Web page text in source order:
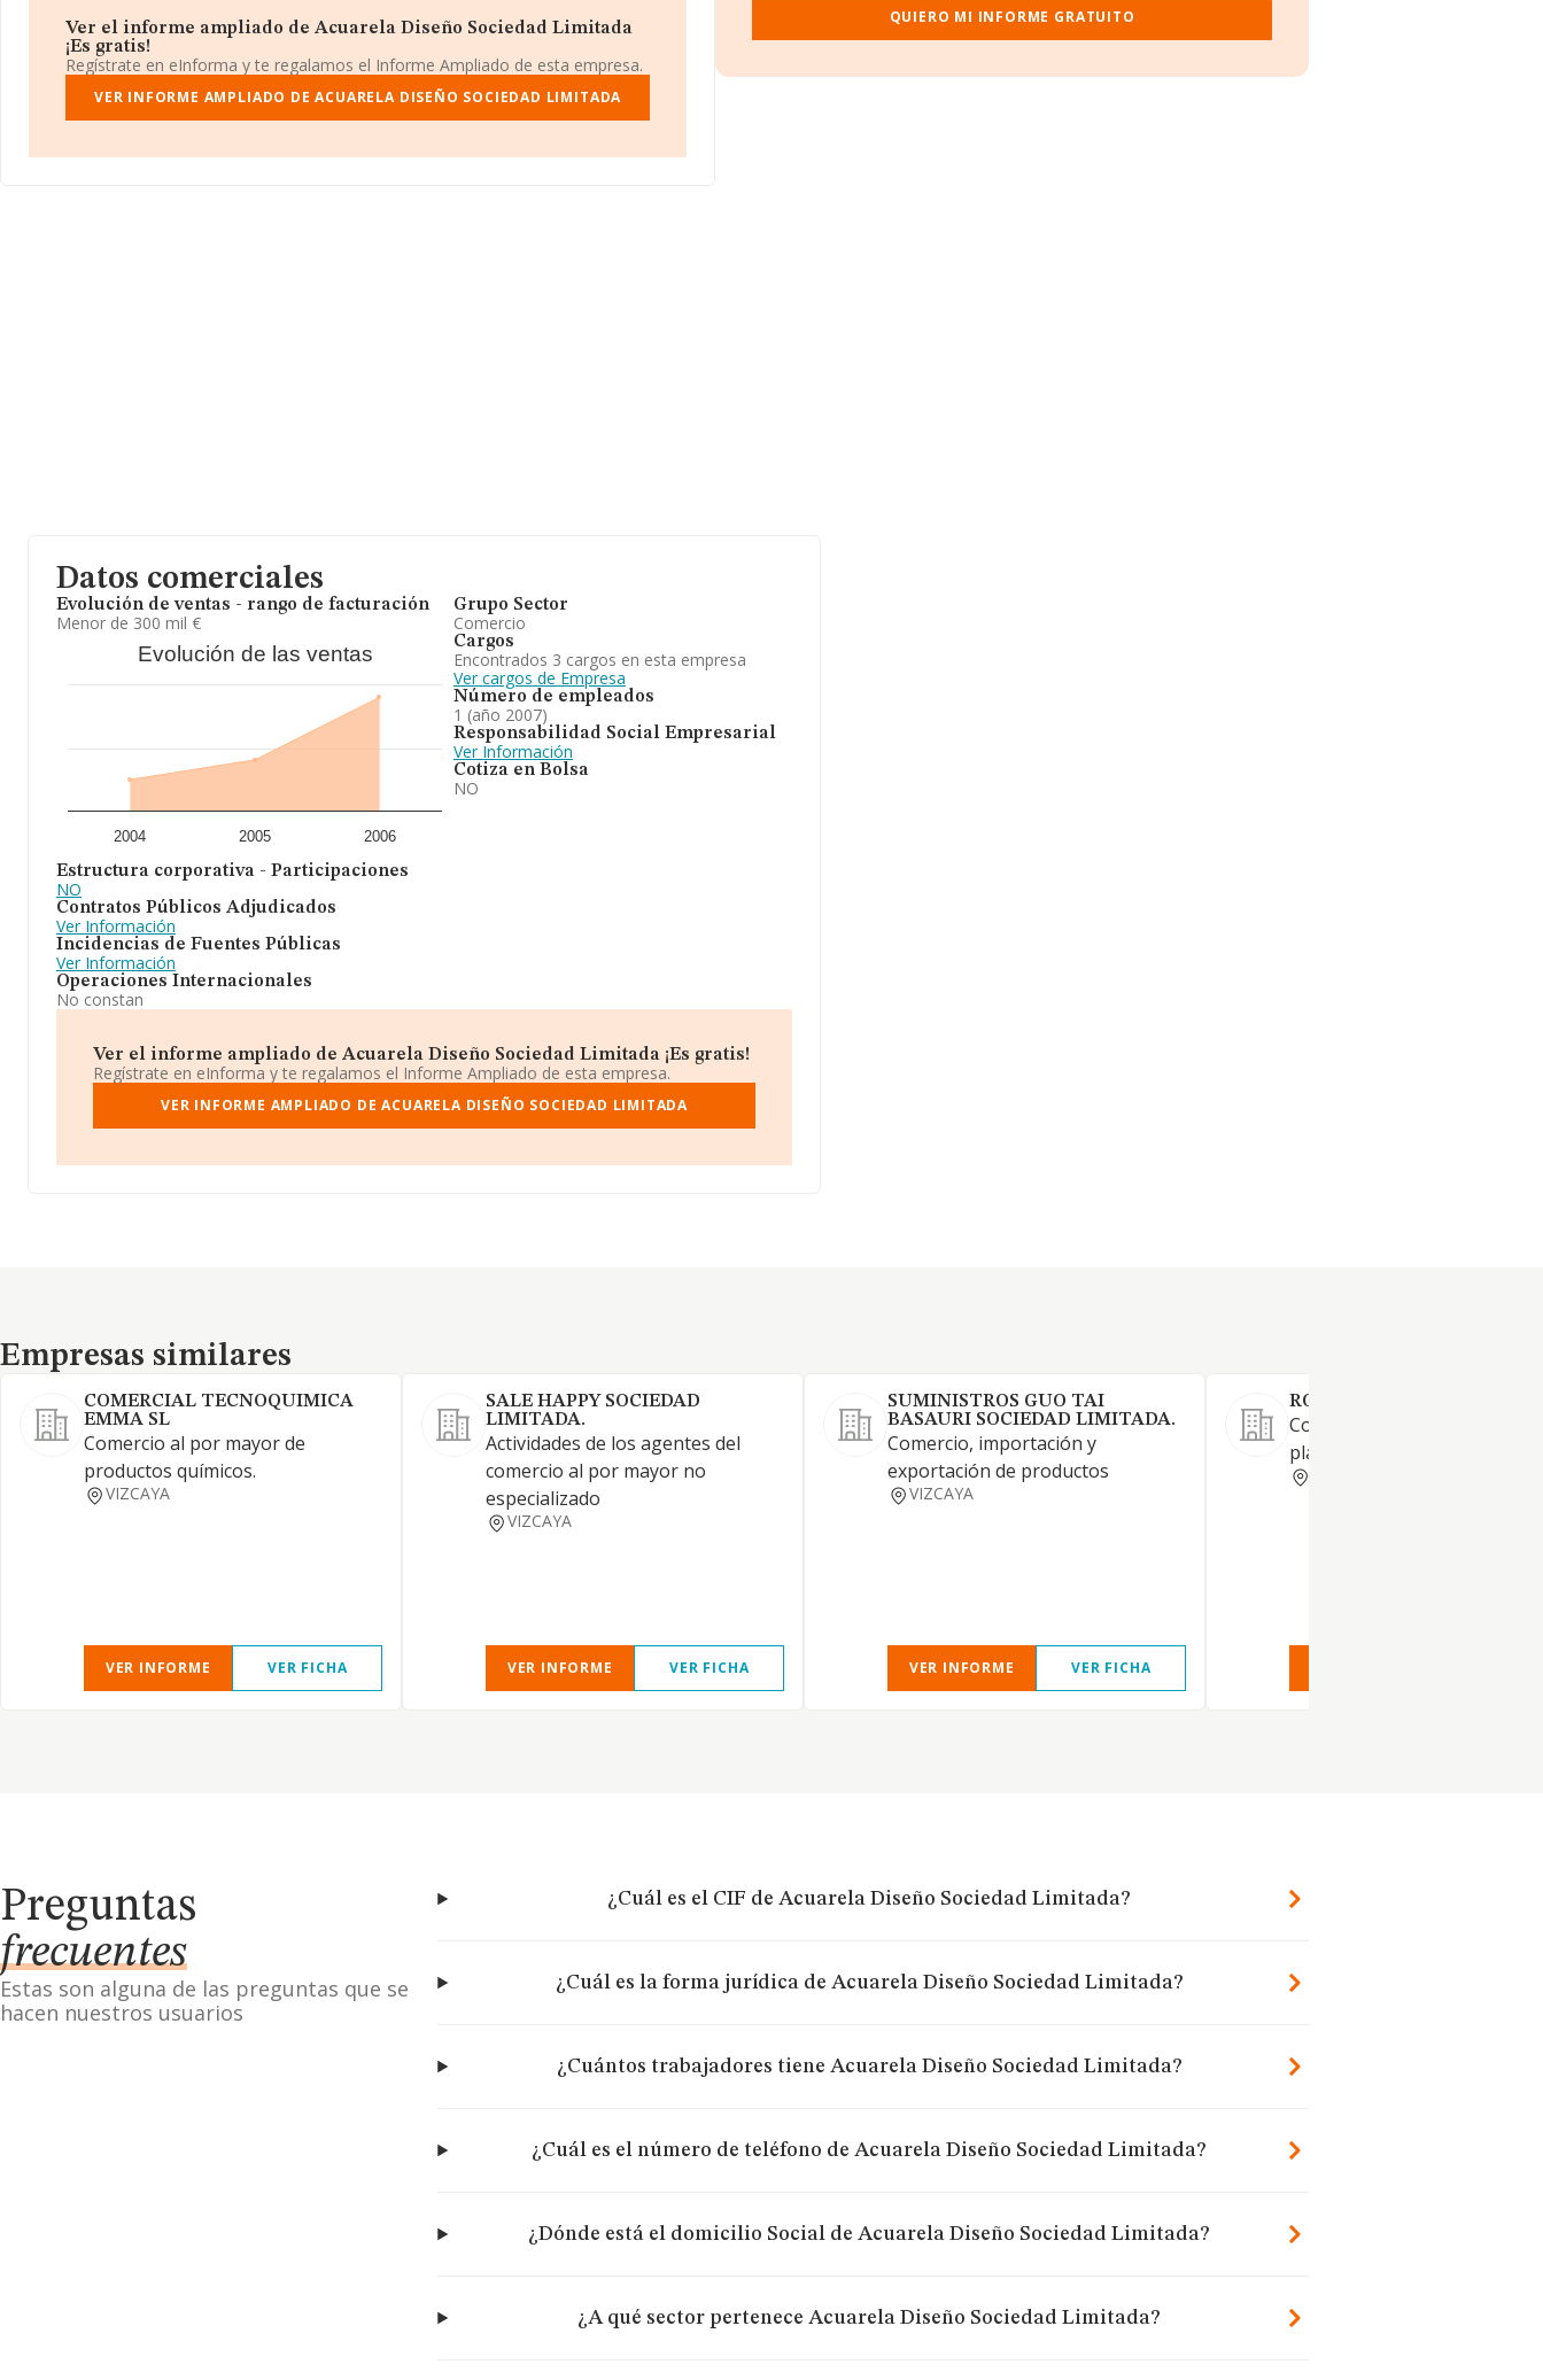
Para comunicarse con sus oficinas, el número de teléfono es 944780349.
La sociedadAcuarela Diseño Sociedad Limitada, con CIF B95218335, se encuentra
en Calle Lauaxeta núm. 6 Lonja, (48980), en el municipio de Santurtzi, en Vizcaya, País
ámbito nacional la facturación alcanza la cifra de 14.513 millones de euros y en 2007 la
Ver el informe ampliado de Acuarela Diseño Sociedad Limitada
¡Es gratis!
Regístrate en eInforma y te regalamos el Informe Ampliado de esta empresa.
VER INFORME AMPLIADO DE ACUARELA DISEÑO SOCIEDAD LIMITADA
QUIERO MI INFORME GRATUITO
Datos comerciales
Evolución de ventas - rango de facturación
Menor de 300 mil €
Evolución de las ventas
2004 2005 2006
Estructura corporativa - Participaciones
NO
Contratos Públicos Adjudicados
Ver Información
Incidencias de Fuentes Públicas
Ver Información
Operaciones Internacionales
No constan
Grupo Sector
Comercio
Cargos
Encontrados 3 cargos en esta empresa
Ver cargos de Empresa
Número de empleados
1 (año 2007)
Responsabilidad Social Empresarial
Ver Información
Cotiza en Bolsa
NO
Ver el informe ampliado de Acuarela Diseño Sociedad Limitada ¡Es gratis!
Regístrate en eInforma y te regalamos el Informe Ampliado de esta empresa.
VER INFORME AMPLIADO DE ACUARELA DISEÑO SOCIEDAD LIMITADA
Empresas similares
Empresas similares
COMERCIAL TECNOQUIMICA
EMMA SL
Comercio al por mayor de
productos químicos.
VIZCAYA
VER INFORME VER FICHA
SALE HAPPY SOCIEDAD
LIMITADA.
Actividades de los agentes del
comercio al por mayor no
especializado
VIZCAYA
VER INFORME VER FICHA
SUMINISTROS GUO TAI
BASAURI SOCIEDAD LIMITADA.
Comercio, importación y
exportación de productos
VIZCAYA
VER INFORME VER FICHA
ROSE PLASTIC IBERIA SL
Comercio al por mayor de
plásticos para el sector
Preguntas
frecuentes
Estas son alguna de las preguntas que se
hacen nuestros usuarios
¿Cuál es el CIF de Acuarela Diseño Sociedad Limitada?
¿Cuál es la forma jurídica de Acuarela Diseño Sociedad Limitada?
¿Cuántos trabajadores tiene Acuarela Diseño Sociedad Limitada?
¿Cuál es el número de teléfono de Acuarela Diseño Sociedad Limitada?
¿Dónde está el domicilio Social de Acuarela Diseño Sociedad Limitada?
¿A qué sector pertenece Acuarela Diseño Sociedad Limitada?